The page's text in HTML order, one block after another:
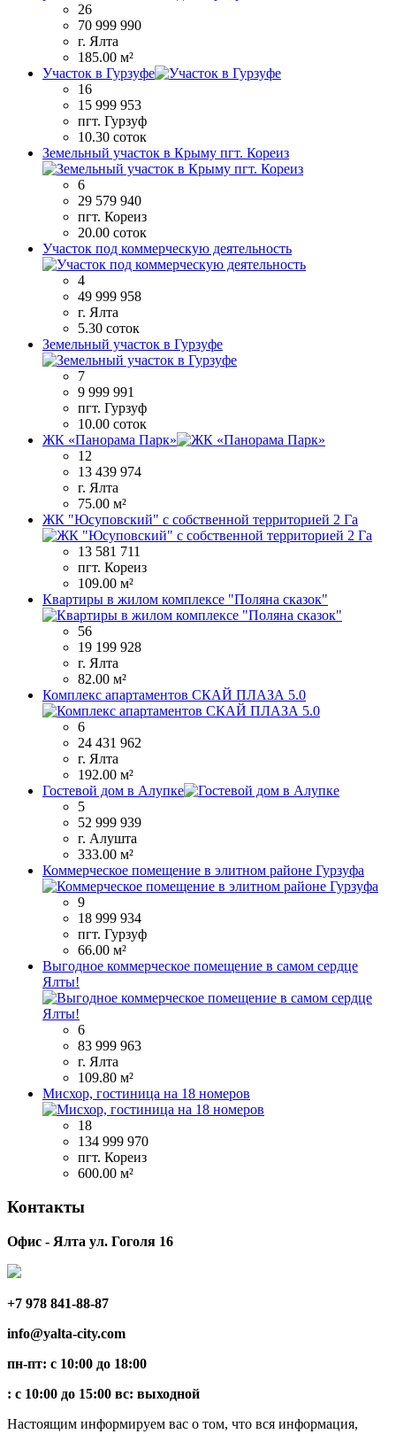
26
70 999 990
г. Ялта
185.00 м²
Участок в Гурзуфе
16
15 999 953
пгт. Гурзуф
10.30 соток
Земельный участок в Крыму пгт. Кореиз
6
29 579 940
пгт. Кореиз
20.00 соток
Участок под коммерческую деятельность
4
49 999 958
г. Ялта
5.30 соток
Земельный участок в Гурзуфе
7
9 999 991
пгт. Гурзуф
10.00 соток
ЖК «Панорама Парк»
12
13 439 974
г. Ялта
75.00 м²
ЖК "Юсуповский" с собственной территорией 2 Га
13 581 711
пгт. Кореиз
109.00 м²
Квартиры в жилом комплексе "Поляна сказок"
56
19 199 928
г. Ялта
82.00 м²
Комплекс апартаментов СКАЙ ПЛАЗА 5.0
6
24 431 962
г. Ялта
192.00 м²
Гостевой дом в Алупке
5
52 999 939
г. Алушта
333.00 м²
Коммерческое помещение в элитном районе Гурзуфа
9
18 999 934
пгт. Гурзуф
66.00 м²
Выгодное коммерческое помещение в самом сердце
Ялты!
6
83 999 963
г. Ялта
109.80 м²
Мисхор, гостиница на 18 номеров
18
134 999 970
пгт. Кореиз
600.00 м²
Контакты
Офис - Ялта ул. Гоголя 16
+7 978 841-88-87
info@yalta-city.com
пн-пт: с 10:00 до 18:00
: с 10:00 до 15:00 вс: выходной
Настоящим информируем вас о том, что вся информация,